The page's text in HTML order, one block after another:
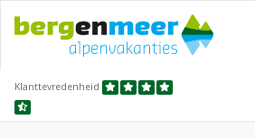
Klanttevredenheid